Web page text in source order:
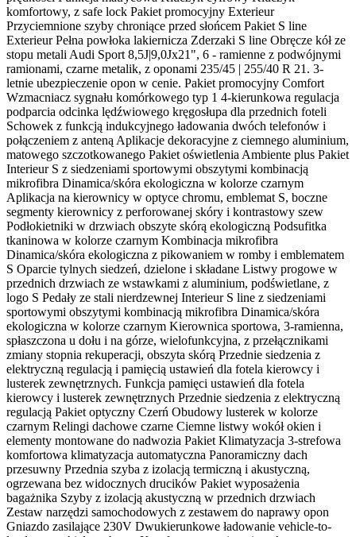
komfortowy, z safe lock Pakiet promocyjny Exterieur
Przyciemnione szyby chroniące przed słońcem Pakiet S line
Exterieur Pełna powłoka lakiernicza Zderzaki S line Obręcze kół ze
stopu metali Audi Sport 8,5J|9,0Jx21", 6 - ramienne z podwójnymi
ramionami, czarne metalik, z oponami 235/45 | 255/40 R 21. 3-
letnie ubezpieczenie opon w cenie. Pakiet promocyjny Comfort
Wzmacniacz sygnału komórkowego typ 1 4-kierunkowa regulacja
podparcia odcinka lędźwiowego kręgosłupa dla przednich foteli
Schowek z funkcją indukcyjnego ładowania dwóch telefonów i
połączeniem z anteną Aplikacje dekoracyjne z ciemnego aluminium,
matowego szczotkowanego Pakiet oświetlenia Ambiente plus Pakiet
Interieur S z siedzeniami sportowymi obszytymi kombinacją
mikrofibra Dinamica/skóra ekologiczna w kolorze czarnym
Aplikacja na kierownicy w optyce chromu, emblemat S, boczne
segmenty kierownicy z perforowanej skóry i kontrastowy szew
Podłokietniki w drzwiach obszyte skórą ekologiczną Podsufitka
tkaninowa w kolorze czarnym Kombinacja mikrofibra
Dinamica/skóra ekologiczna z pikowaniem w romby i emblematem
S Oparcie tylnych siedzeń, dzielone i składane Listwy progowe w
przednich drzwiach ze wstawkami z aluminium, podświetlane, z
logo S Pedały ze stali nierdzewnej Interieur S line z siedzeniami
sportowymi obszytymi kombinacją mikrofibra Dinamica/skóra
ekologiczna w kolorze czarnym Kierownica sportowa, 3-ramienna,
spłaszczona u dołu i na górze, wielofunkcyjna, z przełącznikami
zmiany stopnia rekuperacji, obszyta skórą Przednie siedzenia z
elektryczną regulacją i pamięcią ustawień dla fotela kierowcy i
lusterek zewnętrznych. Funkcja pamięci ustawień dla fotela
kierowcy i lusterek zewnętrznych Przednie siedzenia z elektryczną
regulacją Pakiet optyczny Czerń Obudowy lusterek w kolorze
czarnym Relingi dachowe czarne Ciemne listwy wokół okien i
elementy montowane do nadwozia Pakiet Klimatyzacja 3-strefowa
komfortowa klimatyzacja automatyczna Panoramiczny dach
przesuwny Przednia szyba z izolacją termiczną i akustyczną,
ogrzewana bez widocznych drucików Pakiet wyposażenia
bagażnika Szyby z izolacją akustyczną w przednich drzwiach
Zestaw narzędzi samochodowych z zestawem do naprawy opon
Gniazdo zasilające 230V Dwukierunkowe ładowanie vehicle-to-